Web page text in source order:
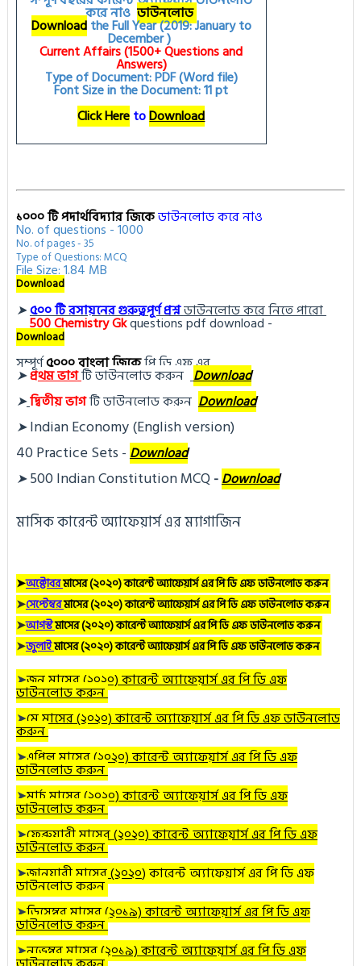
করে নাও ডাউনলোড
Downloadthe Full Year (2019: January to
December )
Current Affairs (1500+ Questions and
Answers)
Type of Document: PDF (Word file)
Font Size in the Document: 11 pt
Click HeretoDownload
১০০০ টি পদার্থবিদ্যার জিকেডাউনলোড করে নাও
No. of questions - 1000
No. of pages - 35
Type of Questions: MCQ
File Size: 1.84 MB
Download
➤৫০০ টি রসায়নের গুরুত্বপূর্ণ প্রশ্নডাউনলোড করে নিতে পারো
500Chemistry Gkquestions pdf download -
Download
সম্পূর্ণ৫০০০ বাংলা জিকেপি ডি এফ এর
➤প্রথম ভাগটি ডাউনলোড করুন Download
➤দ্বিতীয় ভাগটি ডাউনলোড করুন Download
➤Indian Economy (English version)
40 Practice Sets - Download
➤500 Indian Constitution MCQ- Download
মাসিক কারেন্ট অ্যাফেয়ার্স এর ম্যাগাজিন
➤অক্টোবরমাসের (২০২০) কারেন্ট অ্যাফেয়ার্স এর পি ডি এফ ডাউনলোড করুন
➤সেপ্টেম্বরমাসের (২০২০) কারেন্ট অ্যাফেয়ার্স এর পি ডি এফ ডাউনলোড করুন
➤আগস্টমাসের (২০২০) কারেন্ট অ্যাফেয়ার্স এর পি ডি এফ ডাউনলোড করুন
➤জুলাইমাসের (২০২০) কারেন্ট অ্যাফেয়ার্স এর পি ডি এফ ডাউনলোড করুন
➤জুনমাসের (২০২০) কারেন্ট অ্যাফেয়ার্স এর পি ডি এফ
ডাউনলোড করুন
➤মেমাসের (২০২০) কারেন্ট অ্যাফেয়ার্স এর পি ডি এফ ডাউনলোড
করুন
➤এপ্রিলমাসের (২০২০) কারেন্ট অ্যাফেয়ার্স এর পি ডি এফ
ডাউনলোড করুন
➤মার্চমাসের (২০২০) কারেন্ট অ্যাফেয়ার্স এর পি ডি এফ
ডাউনলোড করুন
➤ফেব্রুয়ারীমাসের (২০২০) কারেন্ট অ্যাফেয়ার্স এর পি ডি এফ
ডাউনলোড করুন
➤জানুয়ারীমাসের (২০২০) কারেন্ট অ্যাফেয়ার্স এর পি ডি এফ
ডাউনলোড করুন
➤ডিসেম্বরমাসের (২০১৯) কারেন্ট অ্যাফেয়ার্স এর পি ডি এফ
ডাউনলোড করুন
➤নভেম্বরমাসের (২০১৯) কারেন্ট অ্যাফেয়ার্স এর পি ডি এফ